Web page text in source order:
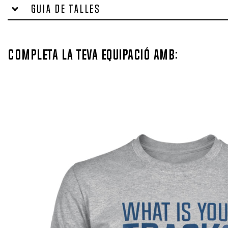
Guia de talles
Completa la teva equipació amb: